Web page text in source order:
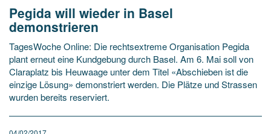
Pegida will wieder in Basel
demonstrieren
TagesWoche Online: Die rechtsextreme Organisation Pegida
plant erneut eine Kundgebung durch Basel. Am 6. Mai soll von
Claraplatz bis Heuwaage unter dem Titel «Abschieben ist die
einzige Lösung» demonstriert werden. Die Plätze und Strassen
wurden bereits reserviert.